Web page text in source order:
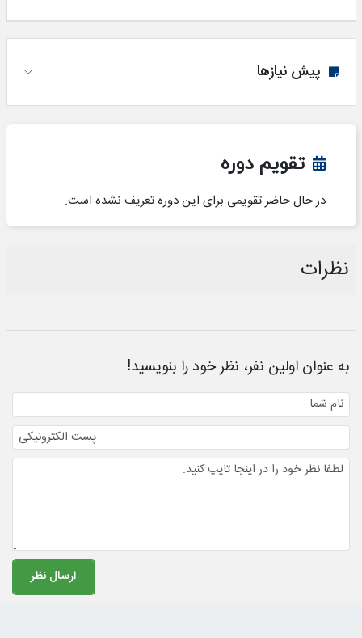
پیش نیازها
تقویم دوره
در حال حاضر تقویمی برای این دوره تعریف نشده است.
نظرات
به عنوان اولین نفر، نظر خود را بنویسید!